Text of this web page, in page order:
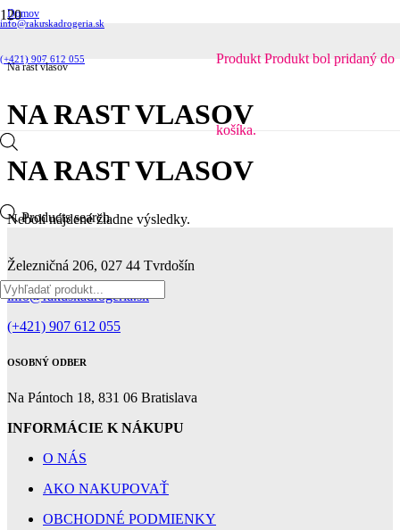
info@rakuskadrogeria.sk
(+421) 907 612 055
Products search
ProduktProduktbol pridaný do
košíka.
Domov
Kozmetika
Šampóny
Na rast vlasov
NA RAST VLASOV
NA RAST VLASOV
Neboli nájdené žiadne výsledky.
Železničná 206, 027 44 Tvrdošín
info@rakuskadrogeria.sk
(+421) 907 612 055
OSOBNÝ ODBER
Na Pántoch 18, 831 06 Bratislava
INFORMÁCIE K NÁKUPU
O NÁS
AKO NAKUPOVAŤ
OBCHODNÉ PODMIENKY